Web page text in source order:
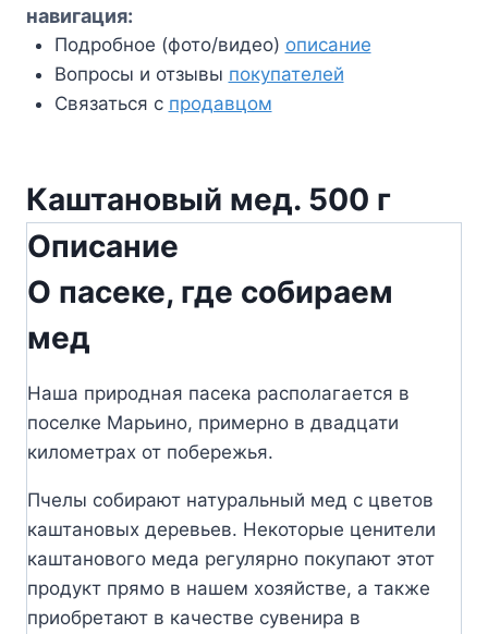
навигация:
Подробное (фото/видео) описание
Вопросы и отзывы покупателей
Связаться с продавцом
Каштановый мед. 500 г
Описание
О пасеке, где собираем
мед
Наша природная пасека располагается в
поселке Марьино, примерно в двадцати
километрах от побережья.
Пчелы собирают натуральный мед с цветов
каштановых деревьев. Некоторые ценители
каштанового меда регулярно покупают этот
продукт прямо в нашем хозяйстве, а также
приобретают в качестве сувенира в